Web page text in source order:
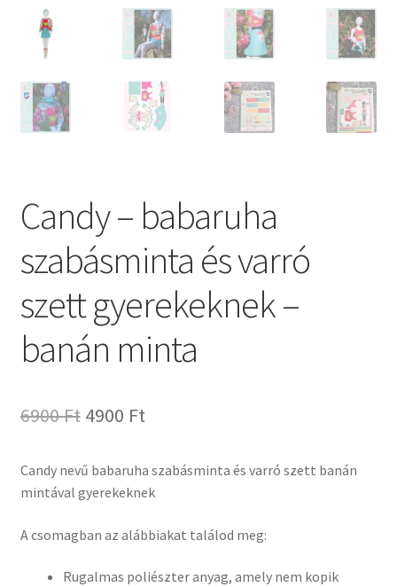
Candy – babaruha
szabásminta és varró
szett gyerekeknek –
banán minta
6900Ft 4900 Ft
Candy nevű babaruha szabásminta és varró szett banán
mintával gyerekeknek
A csomagban az alábbiakat találod meg:
Rugalmas poliészter anyag, amely nem kopik